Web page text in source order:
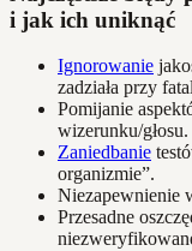
i jak ich uniknąć
Ignorowanie
zadziała przy
Pomijanie
wizerunku/głosu.
Zaniedbanie
organizmie”.
Niezapewnienie
Przesadne